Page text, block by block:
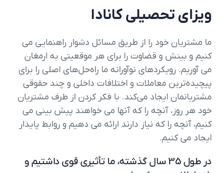
ویزای تحصیلی کانادا
ما مشتریان خود را از طریق مسائل دشوار راهنمایی می
کنیم و بینش و قضاوت را برای هر موقعیتی به ارمغان
می آوریم. رویکردهای نوآورانه ما راه‌حل‌های اصلی را برای
پیچیده‌ترین معاملات و اختلافات داخلی و چند حقوقی
مشتریانمان ایجاد می‌کند. با فکر کردن از طرف مشتریان
خود هر روز، آنچه را که آنها می خواهند پیش بینی می
کنیم، آنچه را که نیاز دارند ارائه می دهیم و روابط پایدار
ایجاد می کنیم.
در طول 35 سال گذشته، ما تأثیری قوی داشتیم و